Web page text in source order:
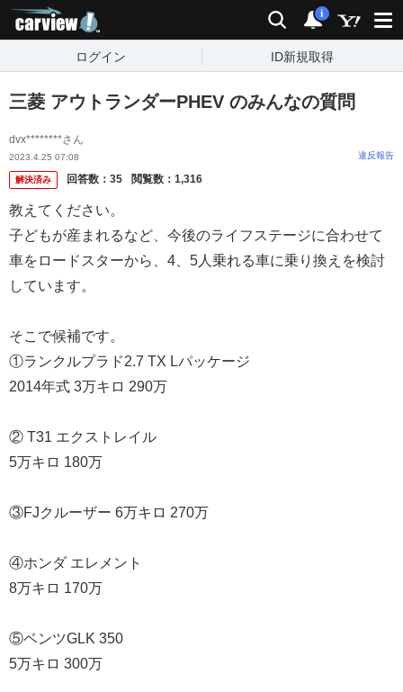
検索 通知
i
ログイン ID新規取得
三菱 アウトランダーPHEV のみんなの質問
dvx********さん
2023.4.25 07:08 違反報告
解決済み 回答数： 35 閲覧数： 1,316
教えてください。
子どもが産まれるなど、今後のライフステージに合わせて
車をロードスターから、4、5人乗れる車に乗り換えを検討
しています。
そこで候補です。
①ランクルプラド2.7 TX Lパッケージ
2014年式 3万キロ 290万
② T31 エクストレイル
5万キロ 180万
③FJクルーザー 6万キロ 270万
④ホンダ エレメント
8万キロ 170万
⑤ベンツGLK 350
5万キロ 300万